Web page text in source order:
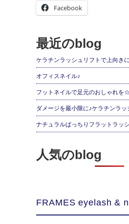
Facebook
最近のblog
ケラチンラッシュリフトで上向き
オフィスネイル♪
フットネイルで足元のおしゃれを
ダメージを最小限に♪ケラチンラッ
ナチュラルぱっちりフラットラッ
人気のblog
FRAMES eyelash &